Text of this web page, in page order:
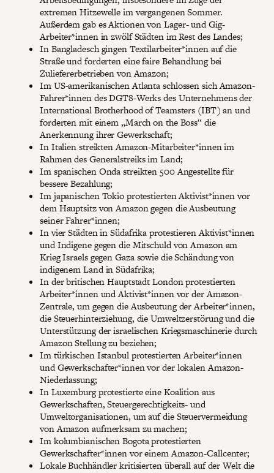
extremen Hitzewelle im vergangenen Sommer.
Außerdem gab es Aktionen von Lager- und Gig-
Arbeiter*innen in zwölf Städten im Rest des Landes;
In Bangladesch gingen Textilarbeiter*innen auf die
Straße und forderten eine faire Behandlung bei
Zuliefererbetrieben von Amazon;
Im US-amerikanischen Atlanta schlossen sich Amazon-
Fahrer*innen des DGT8-Werks des Unternehmens der
International Brotherhood of Teamsters (IBT) an und
forderten mit einem „March on the Boss“ die
Anerkennung ihrer Gewerkschaft;
In Italien streikten Amazon-Mitarbeiter*innen im
Rahmen des Generalstreiks im Land;
Im spanischen Onda streikten 500 Angestellte für
bessere Bezahlung;
Im japanischen Tokio protestierten Aktivist*innen vor
dem Hauptsitz von Amazon gegen die Ausbeutung
seiner Fahrer*innen;
In vier Städten in Südafrika protestieren Aktivist*innen
und Indigene gegen die Mitschuld von Amazon am
Krieg Israels gegen Gaza sowie die Schändung von
indigenem Land in Südafrika;
In der britischen Hauptstadt London protestierten
Arbeiter*innen und Aktivist*innen vor der Amazon-
Zentrale, um gegen die Ausbeutung der Arbeiter*innen,
die Steuerhinterziehung, die Umweltzerstörung und die
Unterstützung der israelischen Kriegsmaschinerie durch
Amazon Stellung zu beziehen;
Im türkischen Istanbul protestierten Arbeiter*innen
und Gewerkschafter*innen vor der lokalen Amazon-
Niederlassung;
In Luxemburg protestierte eine Koalition aus
Gewerkschaften, Steuergerechtigkeits- und
Umweltorganisationen, um auf die Steuervermeidung
von Amazon aufmerksam zu machen;
Im kolumbianischen Bogota protestierten
Gewerkschafter*innen vor einem Amazon-Callcenter;
Lokale Buchhändler kritisierten überall auf der Welt die